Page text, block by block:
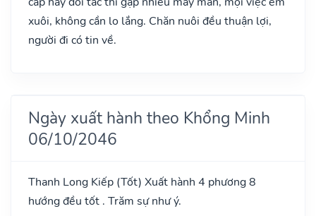
xuôi, không cần lo lắng. Chăn nuôi đều thuận lợi,
người đi có tin về.
Ngày xuất hành theo Khổng Minh
06/10/2046
Thanh Long Kiếp (Tốt) Xuất hành 4 phương 8
hướng đều tốt . Trăm sự như ý.